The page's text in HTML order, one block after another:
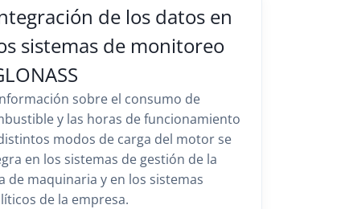
de los datos en
sistemas de monitoreo
sobre el consumo de
y las horas de funcionamiento
modos de carga del motor se
en los sistemas de gestión de la
de maquinaria y en los sistemas
de la empresa.